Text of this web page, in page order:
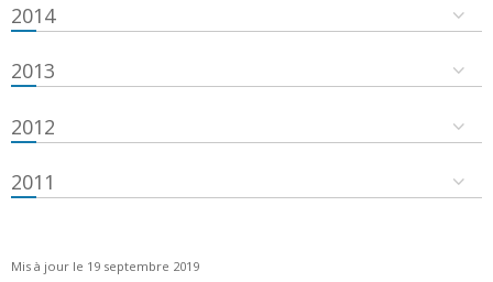
2014
2013
2012
2011
Mis à jour le 19 septembre 2019